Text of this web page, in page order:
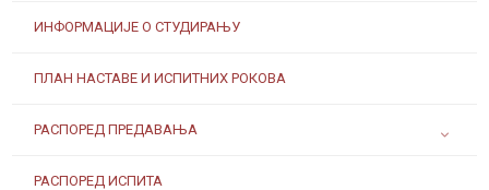
ИНФОРМАЦИЈЕ О СТУДИРАЊУ
ПЛАН НАСТАВЕ И ИСПИТНИХ РОКОВА
РАСПОРЕД ПРЕДАВАЊА
РАСПОРЕД ИСПИТА